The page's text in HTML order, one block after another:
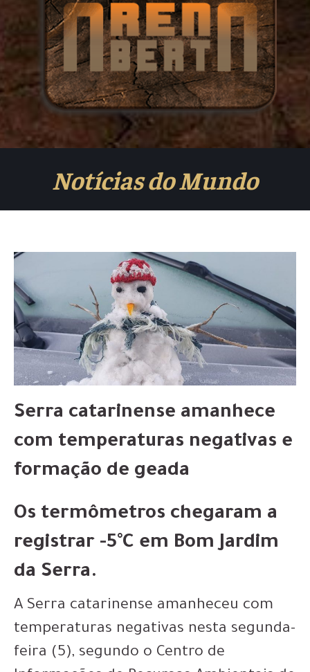
Notícias do Mundo
Serra catarinense amanhece
com temperaturas negativas e
formação de geada
Os termômetros chegaram a
registrar -5°C em Bom Jardim
da Serra.
A Serra catarinense amanheceu com
temperaturas negativas nesta segunda-
feira (5), segundo o Centro de